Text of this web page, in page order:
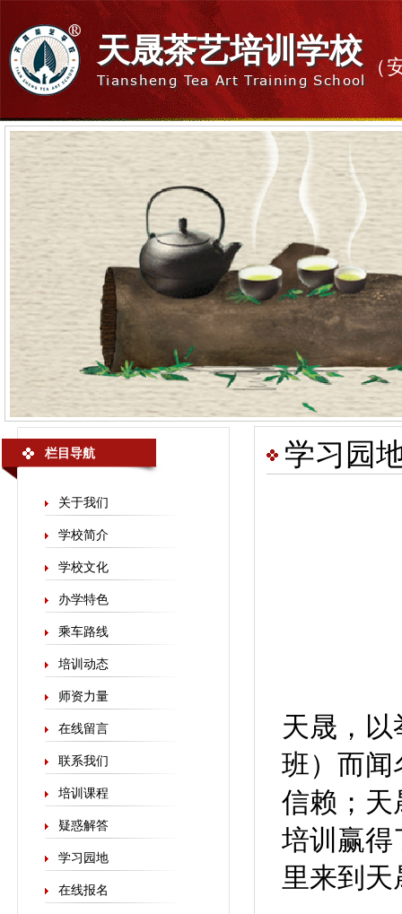
天晟茶艺培训学校
Tiansheng Tea Art Training School
（
栏目导航
关于我们
学校简介
学校文化
办学特色
乘车路线
培训动态
师资力量
在线留言
联系我们
培训课程
疑惑解答
学习园地
在线报名
学习园
天晟，
班）而闻
信赖；天
培训赢得
里来到